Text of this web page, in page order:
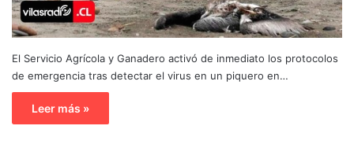
El Servicio Agrícola y Ganadero activó de inmediato los protocolos
de emergencia tras detectar el virus en un piquero en…
Leer más »